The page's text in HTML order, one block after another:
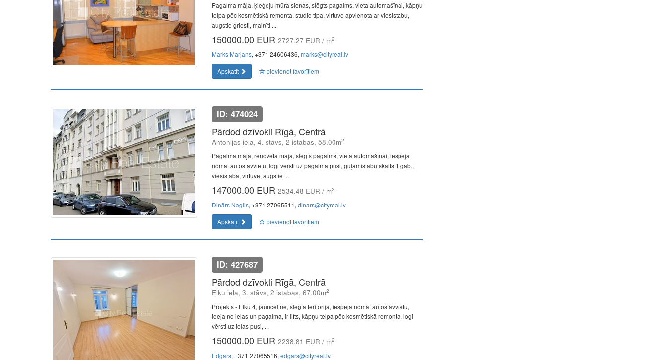
Pagalma māja, ķieģeļu mūra sienas, slēgts pagalms, vieta automašīnai, kāpņu
telpa pēc kosmētiskā remonta, studio tipa, virtuve apvienota ar viesistabu,
augstie griesti, mainīti ...
150000.00 EUR 2727.27 EUR / m2
Marks Marjans, +371 24606436, marks@cityreal.lv
Apskatīt
pievienot favorītiem
ID: 474024
Pārdod dzīvokli Rīgā, Centrā
Antonijas iela, 4. stāvs, 2 istabas, 58.00m2
Pagalma māja, renovēta māja, slēgts pagalms, vieta automašīnai, iespēja
nomāt autostāvvietu, logi vērsti uz pagalma pusi, guļamistabu skaits 1 gab.,
viesistaba, virtuve, augstie ...
147000.00 EUR 2534.48 EUR / m2
Dinārs Naglis, +371 27065511, dinars@cityreal.lv
Apskatīt
pievienot favorītiem
ID: 427687
Pārdod dzīvokli Rīgā, Centrā
Elku iela, 3. stāvs, 2 istabas, 67.00m2
Projekts - Elku 4, jaunceltne, slēgta teritorija, iespēja nomāt autostāvvietu,
ieeja no ielas un pagalma, ir lifts, kāpņu telpa pēc kosmētiskā remonta, logi
vērsti uz ielas pusi, ...
150000.00 EUR 2238.81 EUR / m2
Edgars, +371 27065516, edgars@cityreal.lv